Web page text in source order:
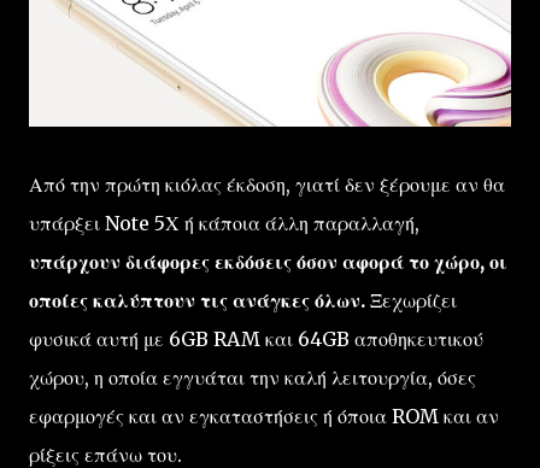
Από την πρώτη κιόλας έκδοση, γιατί δεν ξέρουμε αν θα
υπάρξει Note 5Χ ή κάποια άλλη παραλλαγή,
υπάρχουν διάφορες εκδόσεις όσον αφορά το χώρο, οι
οποίες καλύπτουν τις ανάγκες όλων. Ξεχωρίζει
φυσικά αυτή με 6GB RAM και 64GB αποθηκευτικού
χώρου, η οποία εγγυάται την καλή λειτουργία, όσες
εφαρμογές και αν εγκαταστήσεις ή όποια ROM και αν
ρίξεις επάνω του.